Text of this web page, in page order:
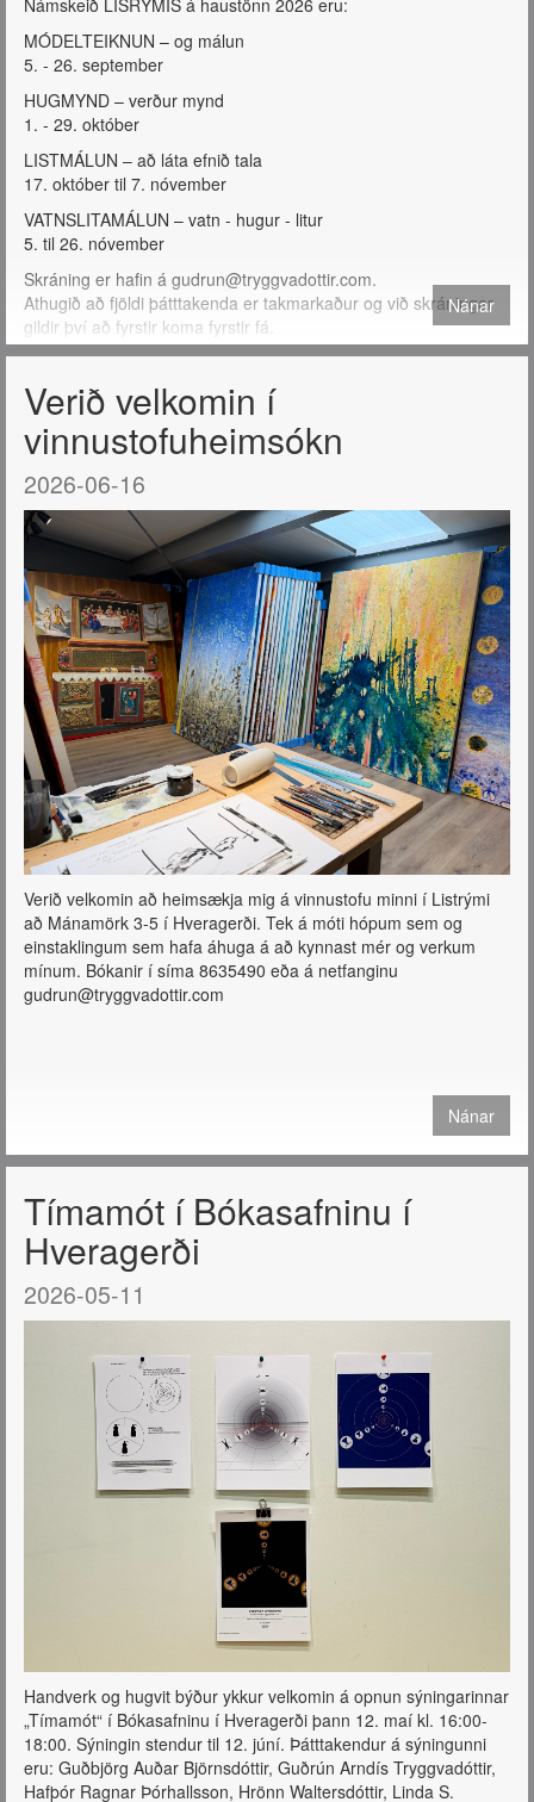
Námskeið LISRÝMIS á haustönn 2026 eru:
MÓDELTEIKNUN – og málun
5. - 26. september
HUGMYND – verður mynd
1. - 29. október
LISTMÁLUN – að láta efnið tala
17. október til 7. nóvember
VATNSLITAMÁLUN – vatn - hugur - litur
5. til 26. nóvember
Skráning er hafin á gudrun@tryggvadottir.com.
Athugið að fjöldi þátttakenda er takmarkaður og við skráningar
gildir því að fyrstir koma fyrstir fá.
Nánar
Verið velkomin í
vinnustofuheimsókn
2026-06-16
Verið velkomin að heimsækja mig á vinnustofu minni í Listrými
að Mánamörk 3-5 í Hveragerði. Tek á móti hópum sem og
einstaklingum sem hafa áhuga á að kynnast mér og verkum
mínum. Bókanir í síma 8635490 eða á netfanginu
gudrun@tryggvadottir.com
Nánar
Tímamót í Bókasafninu í
Hveragerði
2026-05-11
Handverk og hugvit býður ykkur velkomin á opnun sýningarinnar
„Tímamót“ í Bókasafninu í Hveragerði þann 12. maí kl. 16:00-
18:00. Sýningin stendur til 12. júní. Þátttakendur á sýningunni
eru: Guðbjörg Auðar Björnsdóttir, Guðrún Arndís Tryggvadóttir,
Hafþór Ragnar Þórhallsson, Hrönn Waltersdóttir, Linda S.